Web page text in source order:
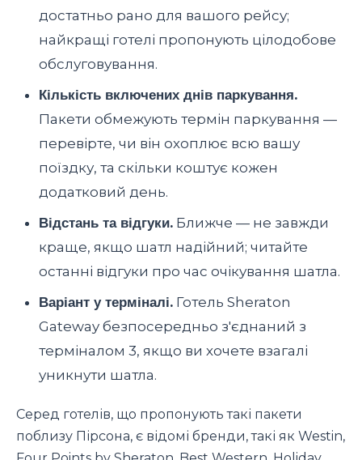
достатньо рано для вашого рейсу;
найкращі готелі пропонують цілодобове
обслуговування.
Кількість включених днів паркування.
Пакети обмежують термін паркування —
перевірте, чи він охоплює всю вашу
поїздку, та скільки коштує кожен
додатковий день.
Відстань та відгуки. Ближче — не завжди
краще, якщо шатл надійний; читайте
останні відгуки про час очікування шатла.
Варіант у терміналі. Готель Sheraton
Gateway безпосередньо з'єднаний з
терміналом 3, якщо ви хочете взагалі
уникнути шатла.
Серед готелів, що пропонують такі пакети
поблизу Пірсона, є відомі бренди, такі як Westin,